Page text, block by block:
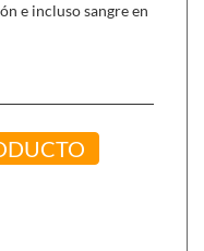
e incluso sangre en